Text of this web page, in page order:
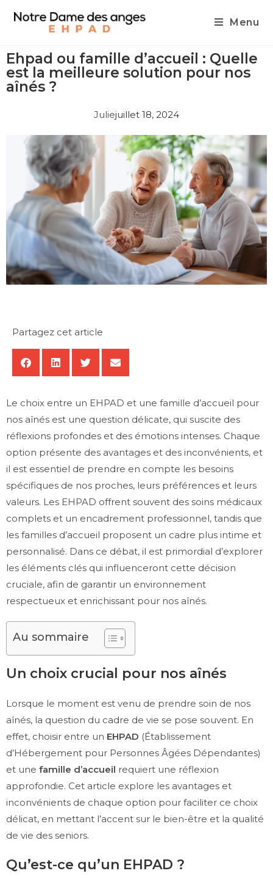
Menu
Ehpad ou famille d’accueil : Quelle
est la meilleure solution pour nos
aînés ?
Juliejuillet 18, 2024
Partagez cet article
Le choix entre un EHPAD et une famille d’accueil pour
nos aînés est une question délicate, qui suscite des
réflexions profondes et des émotions intenses. Chaque
option présente des avantages et des inconvénients, et
il est essentiel de prendre en compte les besoins
spécifiques de nos proches, leurs préférences et leurs
valeurs. Les EHPAD offrent souvent des soins médicaux
complets et un encadrement professionnel, tandis que
les familles d’accueil proposent un cadre plus intime et
personnalisé. Dans ce débat, il est primordial d’explorer
les éléments clés qui influenceront cette décision
cruciale, afin de garantir un environnement
respectueux et enrichissant pour nos aînés.
Au sommaire
Un choix crucial pour nos aînés
Lorsque le moment est venu de prendre soin de nos
aînés, la question du cadre de vie se pose souvent. En
effet, choisir entre un EHPAD (Établissement
d’Hébergement pour Personnes Âgées Dépendantes)
et une famille d’accueil requiert une réflexion
approfondie. Cet article explore les avantages et
inconvénients de chaque option pour faciliter ce choix
délicat, en mettant l’accent sur le bien-être et la qualité
de vie des seniors.
Qu’est-ce qu’un EHPAD ?